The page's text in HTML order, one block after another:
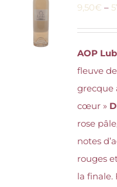
OPTIONS
9,50€ –
AOP
fleuve
grecque
cœur »
rose
notes
rouges
la finale.